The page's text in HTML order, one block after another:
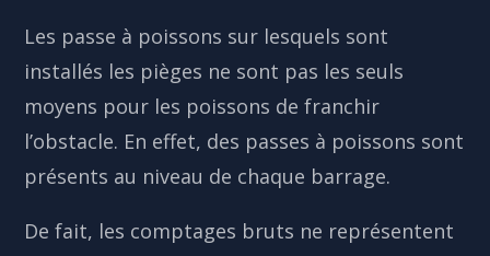
Les passe à poissons sur lesquels sont
installés les pièges ne sont pas les seuls
moyens pour les poissons de franchir
l’obstacle. En effet, des passes à poissons sont
présents au niveau de chaque barrage.
De fait, les comptages bruts ne représentent